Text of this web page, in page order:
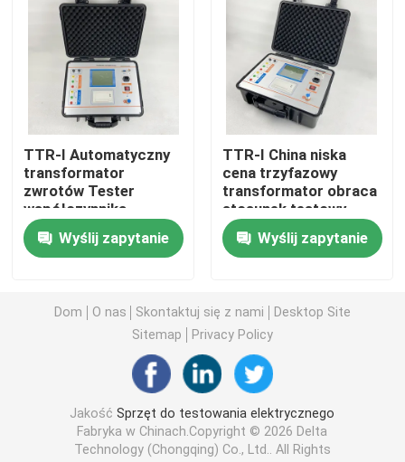
Sprzęt do badań ogniowych
Sprzęt do badania oleju
Maszyna do recyklingu oleju
Urządzenia do badań wysokiego napięcia
sprzęt do testowania kabli
Sprzęt do testowania baterii
Kamera do kontroli otworu
TTR-I Automatyczny
transformator
zwrotów Tester
współczynnika
Wyślij zapytanie
TTR-I China niska
cena trzyfazowy
transformator obraca
stosunek testowy
Wyślij zapytanie
Dom O nas Skontaktuj się z nami
Desktop Site
Sitemap
Privacy Policy
JakośćSprzęt do testowania elektrycznego
Fabryka w Chinach.Copyright © 2026 Delta
Technology (Chongqing) Co., Ltd.. All Rights